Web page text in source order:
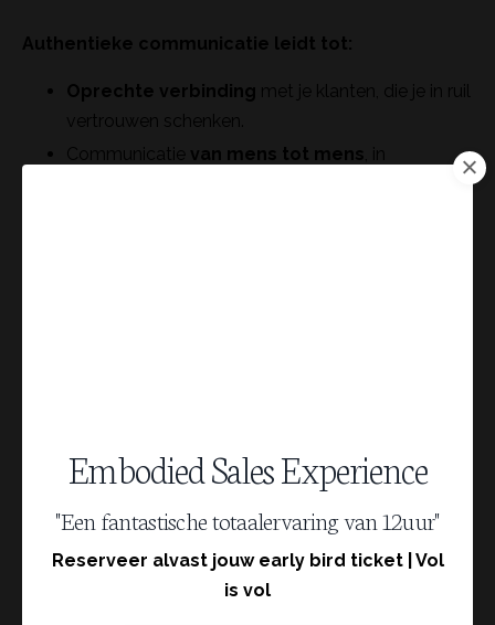
Authentieke communicatie leidt tot:
Oprechte verbinding met je klanten, die je in ruil
vertrouwen schenken.
Communicatie van mens tot mens, in
Embodied Sales Experience
"Een fantastische totaalervaring van 12uur"
Reserveer alvast jouw early bird ticket | Vol
is vol